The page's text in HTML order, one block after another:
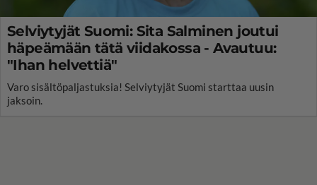
Selviytyjät Suomi: Sita Salminen joutui
häpeämään tätä viidakossa - Avautuu:
"Ihan helvettiä"
Varo sisältöpaljastuksia! Selviytyjät Suomi starttaa uusin
jaksoin.